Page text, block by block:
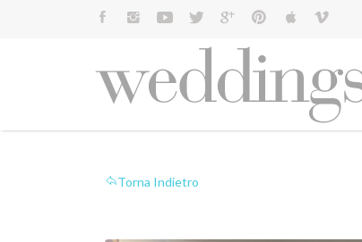
Cerca:
Torna Indietro